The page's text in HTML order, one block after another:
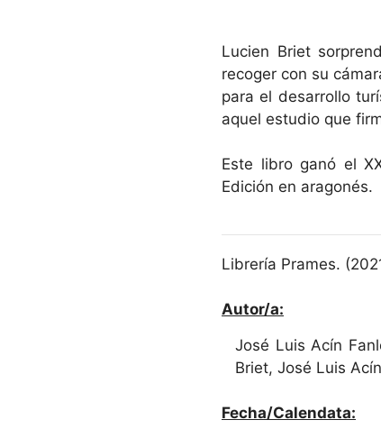
Lucien Briet
recoger con su
para el desarrollo
aquel estudio que
Este libro ganó el
Edición en aragonés.
Librería Prames.
Autor/a:
José Luis Acín
Briet, José Luis
Fecha/Calendata: